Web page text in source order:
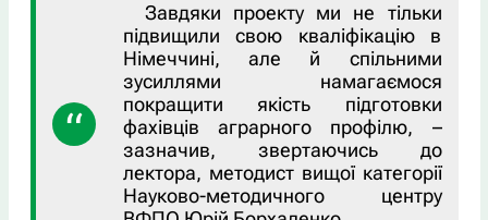
Завдяки проекту ми не тільки
підвищили свою кваліфікацію в
Німеччині, але й спільними
зусиллями намагаємося
покращити якість підготовки
фахівців аграрного профілю, –
зазначив, звертаючись до
лектора, методист вищої категорії
Науково-методичного центру